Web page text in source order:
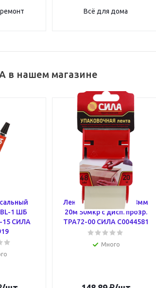
Всё для дома
в нашем магазине
1 ШБ
15 СИЛА
Лента упаковочная 48мм
20м 50мкр с дисп. прозр.
TPA72-00 СИЛА C0044581
Много